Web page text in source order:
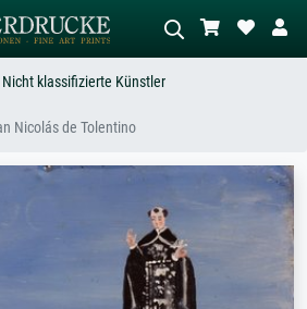
Welle
Wiese, Abstrakt mit viel Rot, Dunkles
Ölgemälde, Stehender Akt neben einem
Baum.
Nicht klassifizierte Künstler
Nicolás de Tolentino